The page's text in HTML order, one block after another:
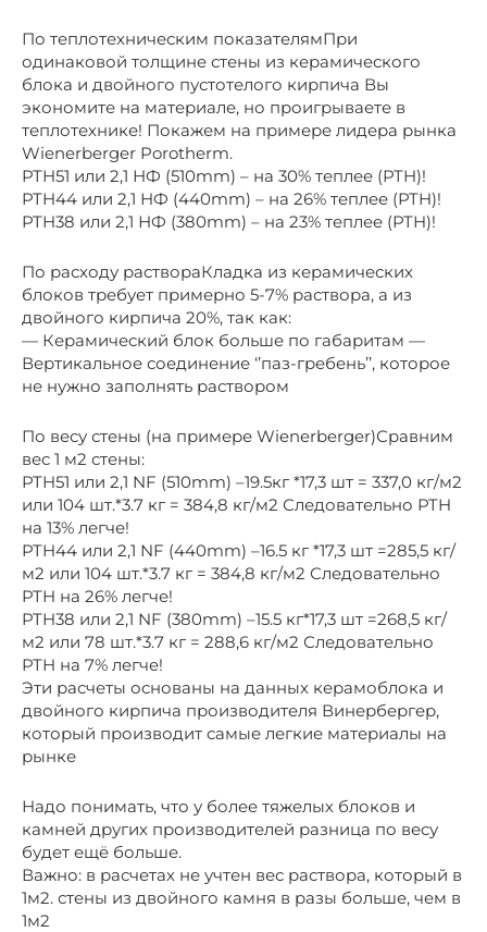
По теплотехническим показателямПри
одинаковой толщине стены из керамического
блока и двойного пустотелого кирпича Вы
экономите на материале, но проигрываете в
теплотехнике! Покажем на примере лидера рынка
Wienerberger Porotherm.
PTH51 или 2,1 НФ (510mm) – на 30% теплее (PTH)!
PTH44 или 2,1 НФ (440mm) – на 26% теплее (PTH)!
PTH38 или 2,1 НФ (380mm) – на 23% теплее (PTH)!
По расходу раствораКладка из керамических
блоков требует примерно 5-7% раствора, а из
двойного кирпича 20%, так как:
— Керамический блок больше по габаритам —
Вертикальное соединение ‘’паз-гребень’’, которое
не нужно заполнять раствором
По весу стены (на примере Wienerberger)Сравним
вес 1 м2 стены:
PTH51 или 2,1 NF (510mm) –19.5кг *17,3 шт = 337,0 кг/м2
или 104 шт.*3.7 кг = 384,8 кг/м2 Следовательно PTH
на 13% легче!
PTH44 или 2,1 NF (440mm) –16.5 кг *17,3 шт =285,5 кг/
м2 или 104 шт.*3.7 кг = 384,8 кг/м2 Следовательно
PTH на 26% легче!
PTH38 или 2,1 NF (380mm) –15.5 кг*17,3 шт =268,5 кг/
м2 или 78 шт.*3.7 кг = 288,6 кг/м2 Следовательно
PTH на 7% легче!
Эти расчеты основаны на данных керамоблока и
двойного кирпича производителя Винербергер,
который производит самые легкие материалы на
рынке
Надо понимать, что у более тяжелых блоков и
камней других производителей разница по весу
будет ещё больше.
Важно: в расчетах не учтен вес раствора, который в
1м2. стены из двойного камня в разы больше, чем в
1м2